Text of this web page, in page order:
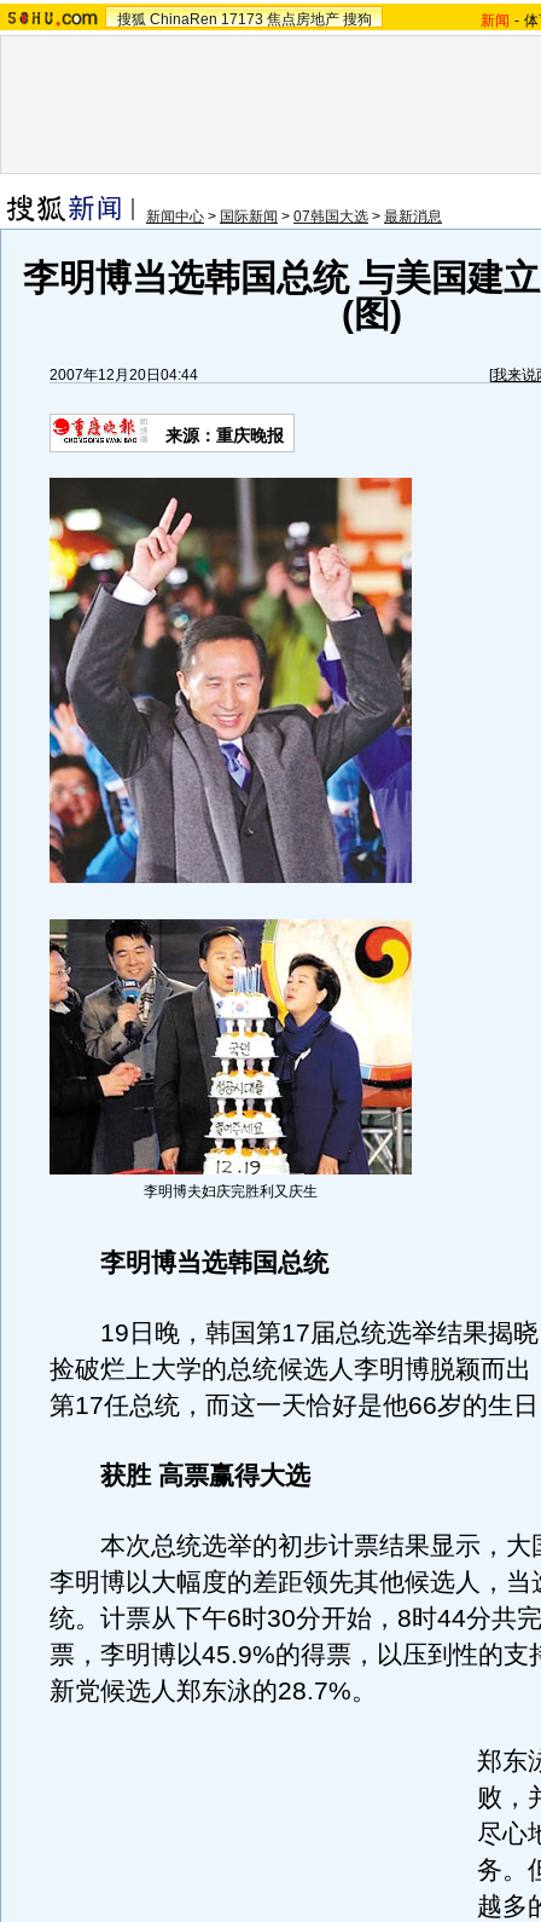
搜狐 ChinaRen 17173 焦点房地产 搜狗 新闻 -
新闻中心 > 国际新闻 > 07韩国大选 > 最新消息
李明博当选韩国总统 与美国建
(图)
2007年12月20日04:44 [我来说
来源：重庆晚报
李明博夫妇庆完胜利又庆生
李明博当选韩国总统
19日晚，韩国第17届总统选举结果揭晓
捡破烂上大学的总统候选人李明博脱颖而出
第17任总统，而这一天恰好是他66岁的生
获胜 高票赢得大选
本次总统选举的初步计票结果显示，大
李明博以大幅度的差距领先其他候选人，当
统。计票从下午6时30分开始，8时44分共
票，李明博以45.9%的得票，以压到性的支
新党候选人郑东泳的28.7%。
郑东
败，
尽心
务。
越多